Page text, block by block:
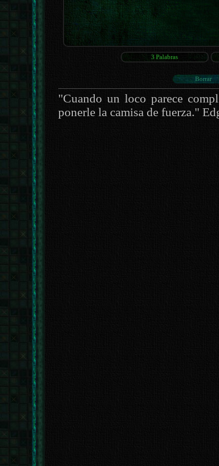
"Cuando un loco parece
ponerle la camisa de fuerza."